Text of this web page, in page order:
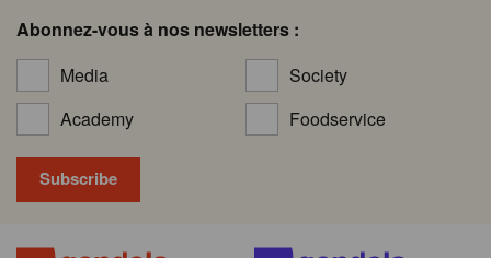
Abonnez-vous à nos newsletters :
Media
Society
Academy
Foodservice